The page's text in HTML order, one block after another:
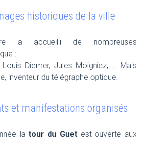
historiques de la ville
a accueilli de nombreuses
:
Louis Diemer, Jules Moigniez, … Mais
inventeur du télégraphe optique.
et manifestations organisés
latour du Guetest ouverte aux